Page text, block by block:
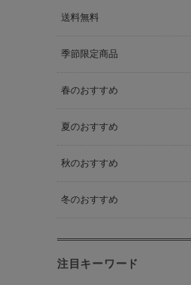
送料無料
季節限定商品
春のおすすめ
夏のおすすめ
秋のおすすめ
冬のおすすめ
注目キーワード